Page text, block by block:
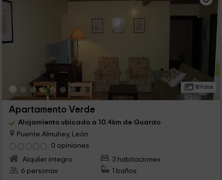
18 Fotos
Apartamento Verde
Alojamiento ubicado a 10.4km de Guardo
Puente Almuhey, León
0 opiniones
Alquiler íntegro
3 habitaciones
6 personas
1 baños